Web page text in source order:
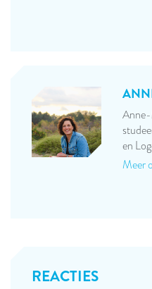
en
Meer
REACTIES